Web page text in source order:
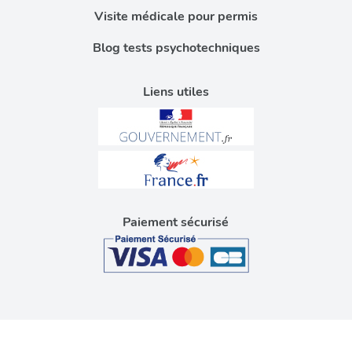
Liens utiles
Visite médicale pour permis
Blog tests psychotechniques
Paiement sécurisé